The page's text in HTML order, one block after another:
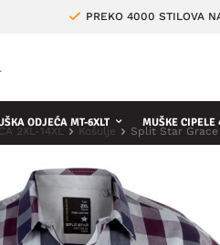
PREKO 4000 STILOVA
ODJEĆA MT-6XLT MUŠKE CIPELE
2XL-14XL Košulje Split Star